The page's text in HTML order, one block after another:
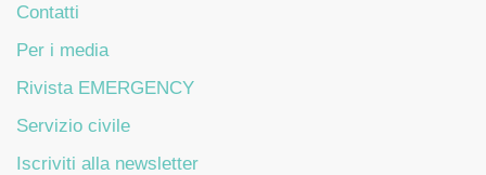
Contatti
Per i media
Rivista EMERGENCY
Servizio civile
Iscriviti alla newsletter